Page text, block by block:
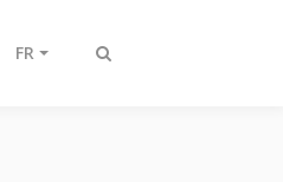
Afficher/masquer
FR